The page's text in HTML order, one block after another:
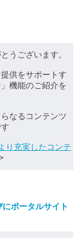
うございます。
供をサポートす
機能のご紹介を
なるコンテンツ
り充実したコンテ
にポータルサイト